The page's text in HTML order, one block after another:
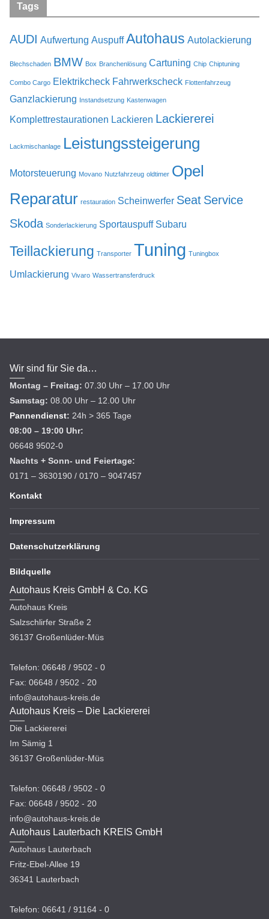
Tags
AUDI Aufwertung Auspuff Autohaus Autolackierung
Blechschaden BMW Box Branchenlösung Cartuning Chip Chiptuning
Combo Cargo Elektrikcheck Fahrwerkscheck Flottenfahrzeug
Ganzlackierung Instandsetzung Kastenwagen
Komplettrestaurationen Lackieren Lackiererei
Lackmischanlage Leistungssteigerung
Motorsteuerung Movano Nutzfahrzeug oldtimer Opel
Reparatur restauration Scheinwerfer Seat Service
Skoda Sonderlackierung Sportauspuff Subaru
Teillackierung Transporter Tuning Tuningbox
Umlackierung Vivaro Wassertransferdruck
Wir sind für Sie da…
Montag – Freitag: 07.30 Uhr – 17.00 Uhr
Samstag: 08.00 Uhr – 12.00 Uhr
Pannendienst: 24h > 365 Tage
08:00 – 19:00 Uhr:
06648 9502-0
Nachts + Sonn- und Feiertage:
0171 – 3630190 / 0170 – 9047457
Kontakt
Impressum
Datenschutzerklärung
Bildquelle
Autohaus Kreis GmbH & Co. KG
Autohaus Kreis
Salzschlirfer Straße 2
36137 Großenlüder-Müs
Telefon: 06648 / 9502 - 0
Fax: 06648 / 9502 - 20
info@autohaus-kreis.de
Autohaus Kreis – Die Lackiererei
Die Lackiererei
Im Sämig 1
36137 Großenlüder-Müs
Telefon: 06648 / 9502 - 0
Fax: 06648 / 9502 - 20
info@autohaus-kreis.de
Autohaus Lauterbach KREIS GmbH
Autohaus Lauterbach
Fritz-Ebel-Allee 19
36341 Lauterbach
Telefon: 06641 / 91164 - 0